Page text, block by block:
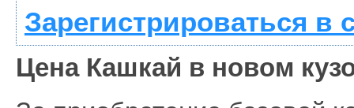
Зарегистрироваться в
Цена Кашкай в новом